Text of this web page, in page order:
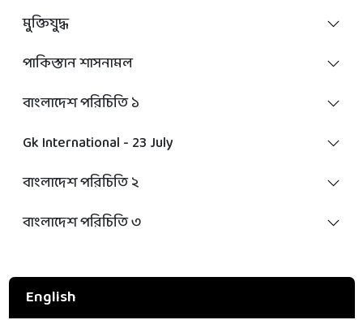
মুক্তিযুদ্ধ
পাকিস্তান শাসনামল
বাংলাদেশ পরিচিতি ১
Gk International - 23 July
বাংলাদেশ পরিচিতি ২
বাংলাদেশ পরিচিতি ৩
English